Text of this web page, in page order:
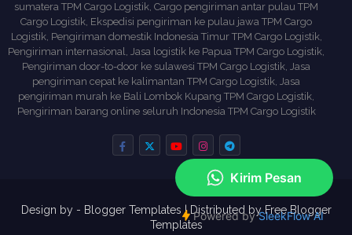
sumatera TPM Cargo Logistik, Cargo pengiriman antar pulau TPM
Cargo Logistik, Ekspedisi pengiriman ke pulau jawa TPM Cargo
Logistik, Pengiriman domestik Indonesia Timur TPM Cargo Logistik,
Pengiriman internasional, Jasa logistik ke Papua TPM Cargo Logistik,
Pengiriman door-to-door ke sulawesi TPM Cargo Logistik, Jasa
pengiriman cepat ke kalimantan TPM Cargo Logistik, Jasa
pengiriman murah ke Bali Lombok Kupang TPM Cargo Logistik,
Pengiriman barang online seluruh Indonesia TPM Cargo Logistik
Design by - Blogger Templates | Distributed byFree Blogger
Templates